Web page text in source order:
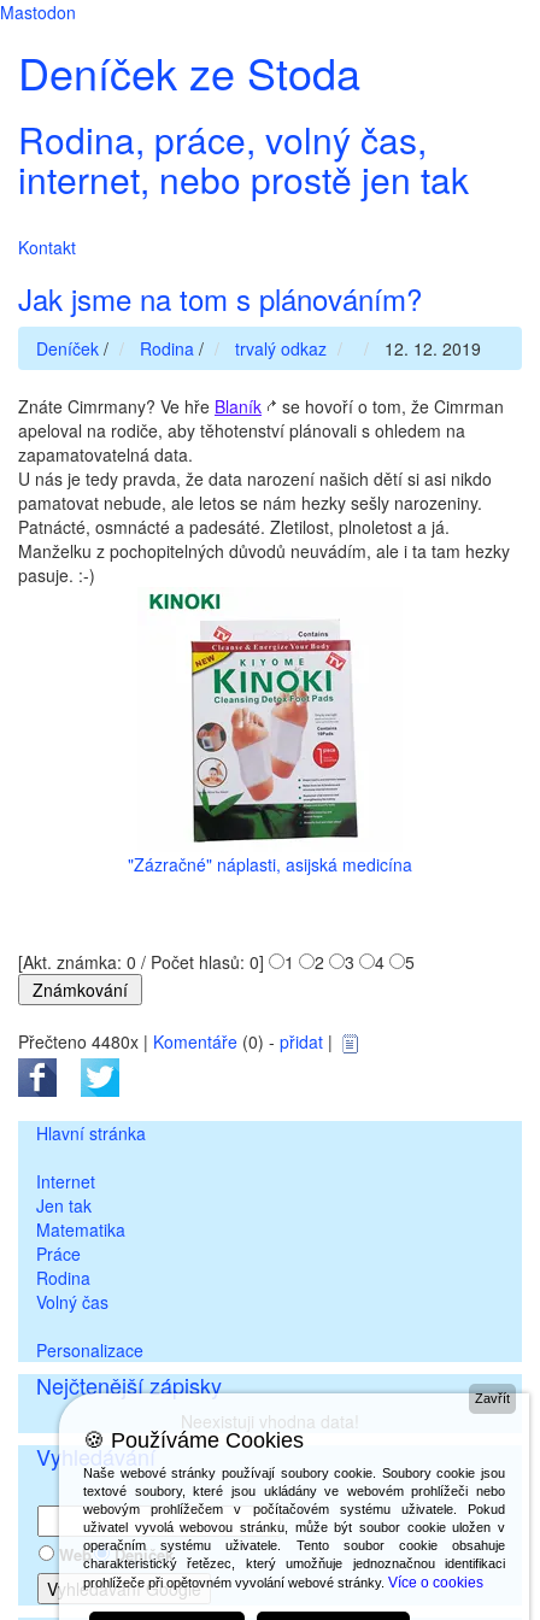
Mastodon
Deníček ze Stoda
Rodina, práce, volný čas,
internet, nebo prostě jen tak
Kontakt
Jak jsme na tom s plánováním?
Deníček / Rodina / trvalý odkaz 12. 12. 2019
Znáte Cimrmany? Ve hře Blaník
se hovoří o tom, že Cimrman
apeloval na rodiče, aby těhotenství plánovali s ohledem na
zapamatovatelná data.
U nás je tedy pravda, že data narození našich dětí si asi nikdo
pamatovat nebude, ale letos se nám hezky sešly narozeniny.
Patnácté, osmnácté a padesáté. Zletilost, plnoletost a já.
Manželku z pochopitelných důvodů neuvádím, ale i ta tam hezky
pasuje. :-)
"Zázračné" náplasti, asijská medicína
[Akt. známka: 0 / Počet hlasů: 0] 1 2 3 4 5
Přečteno 4480x | Komentáře (0) - přidat |
Hlavní stránka
Internet
Jen tak
Matematika
Práce
Rodina
Volný čas
Personalizace
Nejčtenější zápisky
Neexistuji vhodna data!
Vyhledávání
Web Deníček
Zavřít
🍪 Používáme Cookies
Naše webové stránky používají soubory cookie. Soubory cookie jsou
textové soubory, které jsou ukládány ve webovém prohlížeči nebo
webovým prohlížečem v počítačovém systému uživatele. Pokud
uživatel vyvolá webovou stránku, může být soubor cookie uložen v
operačním systému uživatele. Tento soubor cookie obsahuje
charakteristický řetězec, který umožňuje jednoznačnou identifikaci
prohlížeče při opětovném vyvolání webové stránky.Více o cookies